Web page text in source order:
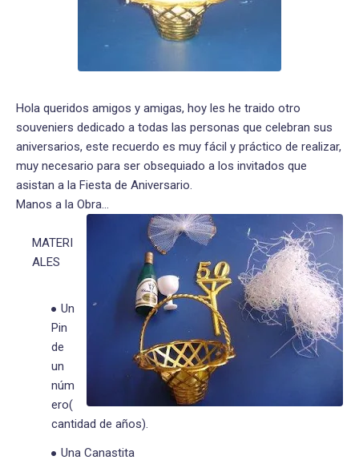
Hola queridos amigos y amigas, hoy les he traido otro
souveniers dedicado a todas las personas que celebran sus
aniversarios, este recuerdo es muy fácil y práctico de realizar,
muy necesario para ser obsequiado a los invitados que
asistan a la Fiesta de Aniversario.
Manos a la Obra...
MATERI
ALES
Un
Pin
de
un
núm
ero(
cantidad de años).
Una Canastita